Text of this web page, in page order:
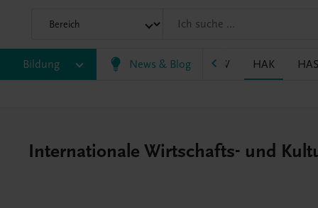
Bildung News & Blog
BASOP BRP BS EWF/ZWF FW HAK HAS
Internationale Wirtschafts- und